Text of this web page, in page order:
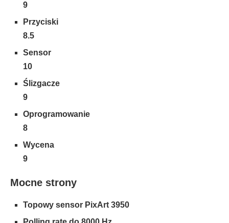
9
Przyciski
8.5
Sensor
10
Ślizgacze
9
Oprogramowanie
8
Wycena
9
Mocne strony
Topowy sensor PixArt 3950